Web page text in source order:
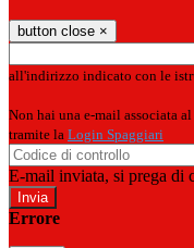
button close ×
all'indirizzo indicato con le
Non hai una e-mail associata
tramite la Login Spaggiari
E-mail inviata, si prega di
Errore